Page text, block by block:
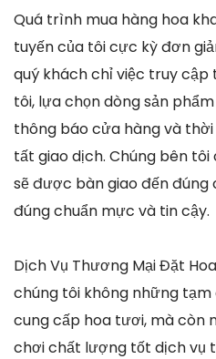
Quá trình mua hàng hoa
tuyến của tôi cực kỳ đơn
quý khách chỉ việc truy
tôi, lựa chọn dòng sản
thông báo cửa hàng và
tất giao dịch. Chúng bên
sẽ được bàn giao đến đúng
đúng chuẩn mực và tin cậy.
Dịch Vụ Thương Mại Đặt
chúng tôi không những
cung cấp hoa tươi, mà còn
chơi chất lượng tốt dịch vụ